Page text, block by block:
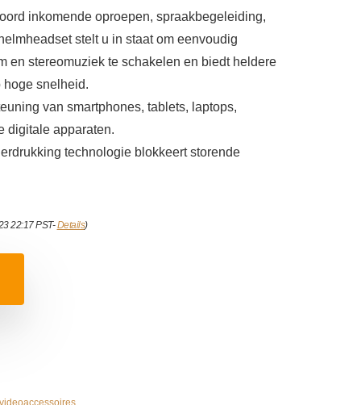
inkomende oproepen, spraakbegeleiding,
stelt u in staat om eenvoudig
en stereomuziek te schakelen en biedt heldere
snelheid.
van smartphones, tablets, laptops,
digitale apparaten.
technologie blokkeert storende
22:17 PST-Details)